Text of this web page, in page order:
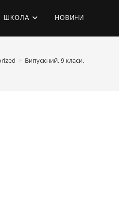
ШКОЛА НОВИНИ
> Випускний. 9 класи.